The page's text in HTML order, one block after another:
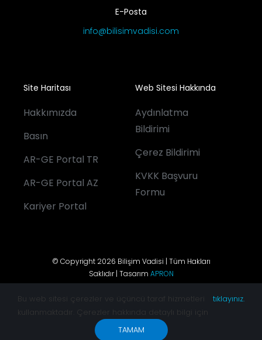
E-Posta
info@bilisimvadisi.com
Site Haritası
Hakkımızda
Basın
AR-GE Portal TR
AR-GE Portal AZ
Kariyer Portal
Web Sitesi Hakkında
Aydınlatma
Bildirimi
Çerez Bildirimi
KVKK Başvuru
Formu
© Copyright 2026 Bilişim Vadisi | Tüm Hakları
Saklıdır | Tasarım APRON
Bu web sitesi çerezler ve üçüncü taraf hizmetleri
kullanmaktadır. Çerezler hakkında detaylı bilgi için
tıklayınız.
TAMAM